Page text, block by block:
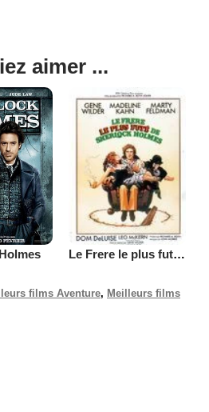
aimer ...
Le Frere le plus fute de Sherlock Holmes
films Aventure, Meilleurs films